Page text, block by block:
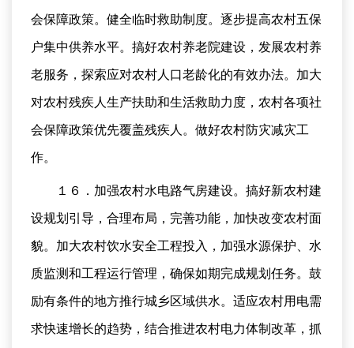
会保障政策。健全临时救助制度。逐步提高农村五保
户集中供养水平。搞好农村养老院建设，发展农村养
老服务，探索应对农村人口老龄化的有效办法。加大
对农村残疾人生产扶助和生活救助力度，农村各项社
会保障政策优先覆盖残疾人。做好农村防灾减灾工
作。
１６．加强农村水电路气房建设。搞好新农村建
设规划引导，合理布局，完善功能，加快改变农村面
貌。加大农村饮水安全工程投入，加强水源保护、水
质监测和工程运行管理，确保如期完成规划任务。鼓
励有条件的地方推行城乡区域供水。适应农村用电需
求快速增长的趋势，结合推进农村电力体制改革，抓